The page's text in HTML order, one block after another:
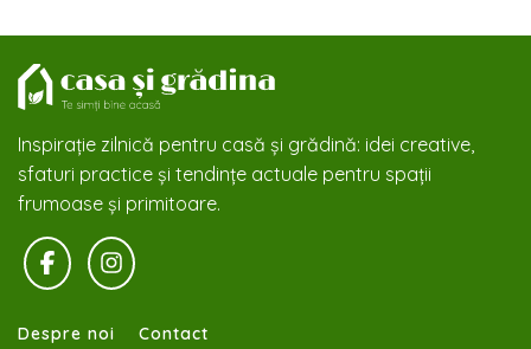
Inspirație zilnică pentru casă și grădină: idei creative,
sfaturi practice și tendințe actuale pentru spații
frumoase și primitoare.
Despre noi Contact